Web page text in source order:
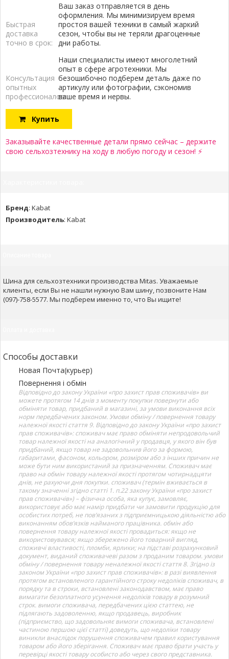
Быстрая
доставка
точно в срок:
Ваш заказ отправляется в день
оформления. Мы минимизируем время
простоя вашей техники в самый жаркий
сезон, чтобы вы не теряли драгоценные
дни работы.
Консультация
опытных
профессионалов:
Наши специалисты имеют многолетний
опыт в сфере агротехники. Мы
безошибочно подберем деталь даже по
артикулу или фотографии, сэкономив
ваше время и нервы.
Купить
Заказывайте качественные детали прямо сейчас – держите
свою сельхозтехнику на ходу в любую погоду и сезон! ⚡
Бренд: Kabat
Производитель: Kabat
Шина для сельхозтехники производства Mitas. Уважаемые
клиенты, если Вы не нашли нужную Вам шину, позвоните Нам
(097)-758-5577. Мы подберем именно то, что Вы ищите!
Способы доставки
Новая Почта(курьер)
Повернення і обмін
Відповідно до закону України «про захист прав споживачів» ви
можете протягом 14 днів з моменту покупки повернути або
обміняти товар, придбаний в магазині, за умови виконання всіх
норм передбачених законом. Умови обміну / повернення товару
належної якості стаття 9. Відповідно до закону України «про захист
прав споживачів»: споживач має право обміняти непродовольчий
товар належної якості на аналогічний у продавця, у якого він був
придбаний, якщо товар не задовольнив його за формою,
габаритами, фасоном, кольором, розміром або з інших причин не
може бути ним використаний за призначенням. Споживач має
право на обмін товару належної якості протягом чотирнадцяти
днів, не рахуючи дня покупки. споживач (термін вживається в
такому значенні згідно статті 1. п.22 закону України «про захист
прав споживачів») – фізична особа, яка купує, замовляє,
використовує або має намір придбати чи замовити продукцію для
особистих потреб, не пов’язаних з підприємницькою діяльністю або
виконанням обов’язків найманого працівника. обмін або
повернення товару належної якості провадиться: якщо не
використовувався; якщо збережено його товарний вигляд,
споживчі властивості, пломби, ярлики; на підставі розрахунковий
документ, виданий споживачеві разом з проданим товаром. умови
обміну / повернення товару неналежної якості стаття 8. Згідно із
законом України «про захист прав споживачів»: в разі виявлення
протягом встановленого гарантійного строку недоліків споживач, в
порядку та в строки, встановлені законодавством, має право
вимагати безоплатного усунення недоліків товару в розумний
строк. вимоги споживача, передбачених цією статтею, не
підлягають задоволенню, якщо продавець, виробник
(підприємство, що задовольняє вимоги споживача, встановлені
частиною першою цієї статті) доведуть, що недоліки товару
виникли внаслідок порушення споживачем правил користування
товаром або його зберігання. Споживач має право брати участь у
перевірці якості товару особисто або через свого представника.